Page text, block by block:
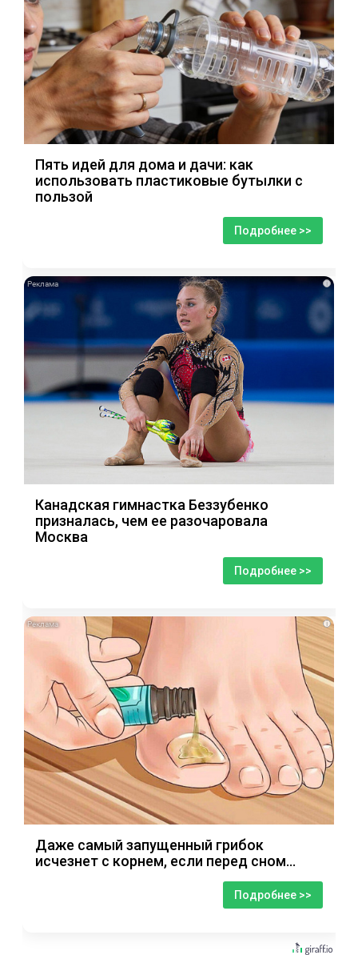
Пять идей для дома и дачи: как
использовать пластиковые бутылки с
пользой
Подробнее >>
i
Канадская гимнастка Беззубенко
призналась, чем ее разочаровала
Москва
Подробнее >>
i
Даже самый запущенный грибок
исчезнет с корнем, если перед сном…
Подробнее >>